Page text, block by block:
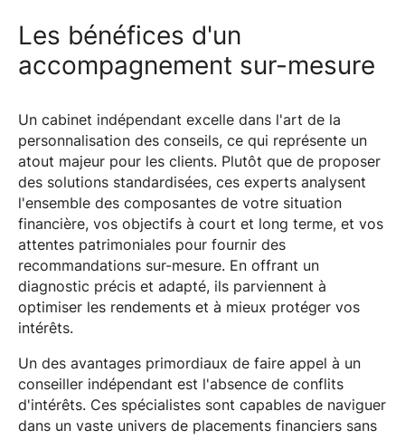
Les bénéfices d'un
accompagnement sur-mesure
Un cabinet indépendant excelle dans l'art de la
personnalisation des conseils, ce qui représente un
atout majeur pour les clients. Plutôt que de proposer
des solutions standardisées, ces experts analysent
l'ensemble des composantes de votre situation
financière, vos objectifs à court et long terme, et vos
attentes patrimoniales pour fournir des
recommandations sur-mesure. En offrant un
diagnostic précis et adapté, ils parviennent à
optimiser les rendements et à mieux protéger vos
intérêts.
Un des avantages primordiaux de faire appel à un
conseiller indépendant est l'absence de conflits
d'intérêts. Ces spécialistes sont capables de naviguer
dans un vaste univers de placements financiers sans